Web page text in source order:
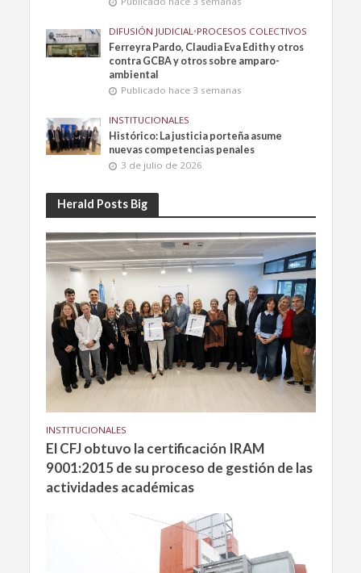
DIFUSIÓN JUDICIAL•PROCESOS COLECTIVOS
Ferreyra Pardo, Claudia Eva Edith y otros
contra GCBA y otros sobre amparo-
ambiental
Publicado hace 3 semanas
INSTITUCIONALES
Histórico: La justicia porteña asume
nuevas competencias penales
3 de julio de 2026
Herald Posts Big
INSTITUCIONALES
El CFJ obtuvo la certificación IRAM
9001:2015 de su proceso de gestión de las
actividades académicas